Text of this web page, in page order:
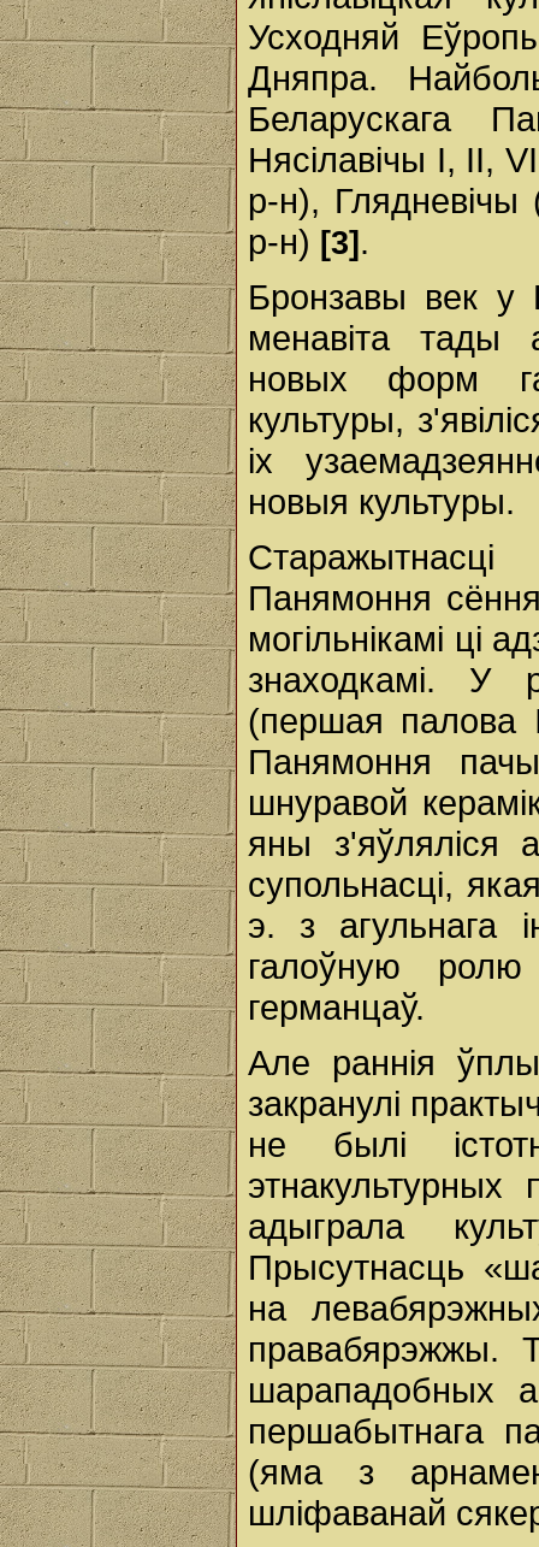
Усходняй
Дняпра.
Беларускага
Нясілавічы І, ІІ,
р-н), Глядневічы
р-н) [3] .
Бронзавы век у
менавіта тады
новых форм
культуры,
іх
новыя культуры.
Панямоння
могільнікамі ці
знаходкамі. У
(першая палова
Панямоння
шнуравой
яны з'яўляліся
супольнасці,
э. з агульнага
галоўную
германцаў.
Але раннія
закранулі
не былі
адыграла
Прысутнасць
на
правабярэжжы.
шарападобных
першабытнага
(яма з
шліфаванай